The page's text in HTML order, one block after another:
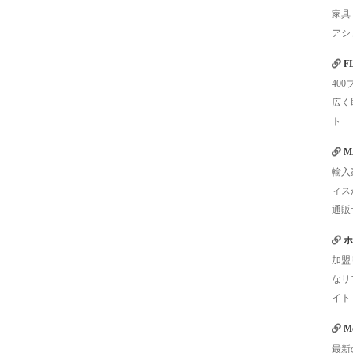
家具
ア
400
広
ト
輸入
ィ
通販
加
な
イト
最新